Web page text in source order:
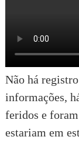
Não há
informações,
feridos e
estariam em